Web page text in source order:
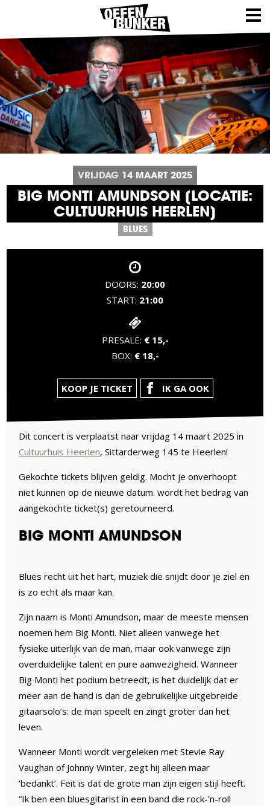
VRIJDAG 14 MAART 2025
BIG MONTI AMUNDSON [LOCATIE:
CULTUURHUIS HEERLEN]
BLUES
DOORS: 20:00
START: 21:00
PRESALE: € 15,-
BOX: € 18,-
KOOP JE TICKET IK GA OOK
Dit concert is verplaatst naar vrijdag 14 maart 2025 in
Cultuurhuis Heerlen, Sittarderweg 145 te Heerlen!
Gekochte tickets blijven geldig. Mocht je onverhoopt
niet kunnen op de nieuwe datum. wordt het bedrag van
aangekochte ticket(s) geretourneerd.
BIG MONTI AMUNDSON
Blues recht uit het hart, muziek die snijdt door je ziel en
is zo echt als maar kan.
Zijn naam is Monti Amundson, maar de meeste mensen
noemen hem Big Monti. Niet alleen vanwege het
fysieke uiterlijk van de man, maar ook vanwege zijn
overduidelijke talent en pure aanwezigheid. Wanneer
Big Monti het podium betreedt, is het duidelijk dat er
meer aan de hand is dan de gebruikelijke uitgebreide
gitaarsolo’s: de man speelt en zingt groter dan het
leven.
Wanneer Monti wordt vergeleken met Stevie Ray
Vaughan of Johnny Winter, zegt hij alleen maar
‘bedankt’. Feit is dat de grote man zijn eigen stijl heeft.
“Ik ben een bluesgitarist in een band die rock-’n-roll